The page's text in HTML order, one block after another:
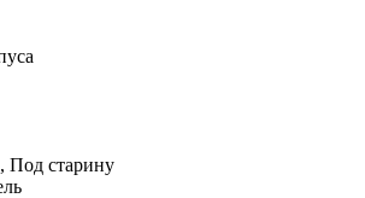
Под старину